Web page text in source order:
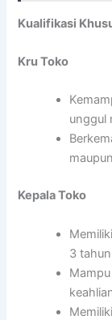
Kualifikasi
Kru Toko
unggul
Kepala Toko
3 tahun